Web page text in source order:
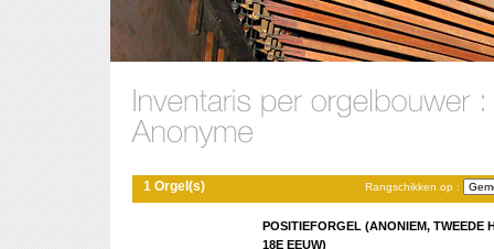
Rangschikken op :
1 Orgel(s)
POSITIEFORGEL (ANONIEM, TWEEDE
18E EEUW)